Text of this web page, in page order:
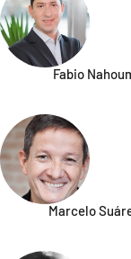
Fabio
Marcelo